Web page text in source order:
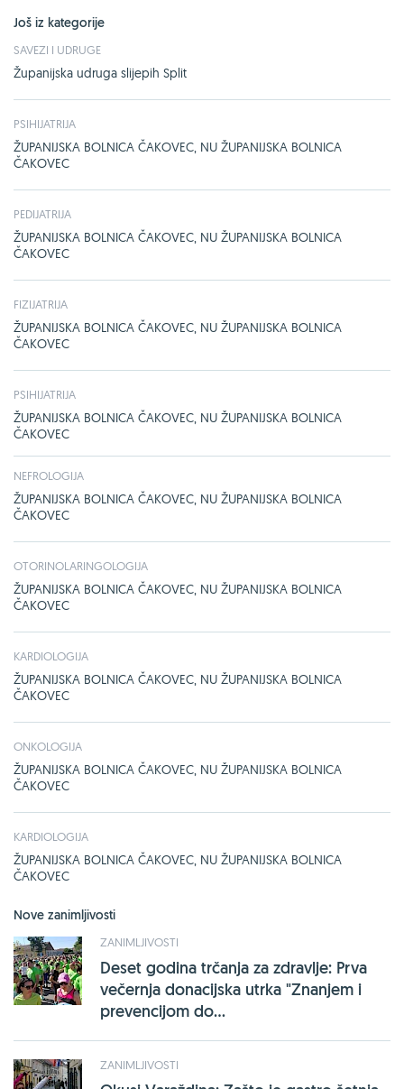
Još iz kategorije
SAVEZI I UDRUGE
Županijska udruga slijepih Split
PSIHIJATRIJA
ŽUPANIJSKA BOLNICA ČAKOVEC, NU ŽUPANIJSKA BOLNICA
ČAKOVEC
PEDIJATRIJA
ŽUPANIJSKA BOLNICA ČAKOVEC, NU ŽUPANIJSKA BOLNICA
ČAKOVEC
FIZIJATRIJA
ŽUPANIJSKA BOLNICA ČAKOVEC, NU ŽUPANIJSKA BOLNICA
ČAKOVEC
PSIHIJATRIJA
ŽUPANIJSKA BOLNICA ČAKOVEC, NU ŽUPANIJSKA BOLNICA
ČAKOVEC
NEFROLOGIJA
ŽUPANIJSKA BOLNICA ČAKOVEC, NU ŽUPANIJSKA BOLNICA
ČAKOVEC
OTORINOLARINGOLOGIJA
ŽUPANIJSKA BOLNICA ČAKOVEC, NU ŽUPANIJSKA BOLNICA
ČAKOVEC
KARDIOLOGIJA
ŽUPANIJSKA BOLNICA ČAKOVEC, NU ŽUPANIJSKA BOLNICA
ČAKOVEC
ONKOLOGIJA
ŽUPANIJSKA BOLNICA ČAKOVEC, NU ŽUPANIJSKA BOLNICA
ČAKOVEC
KARDIOLOGIJA
ŽUPANIJSKA BOLNICA ČAKOVEC, NU ŽUPANIJSKA BOLNICA
ČAKOVEC
Nove zanimljivosti
ZANIMLJIVOSTI
Deset godina trčanja za zdravlje: Prva
večernja donacijska utrka "Znanjem i
prevencijom do...
ZANIMLJIVOSTI